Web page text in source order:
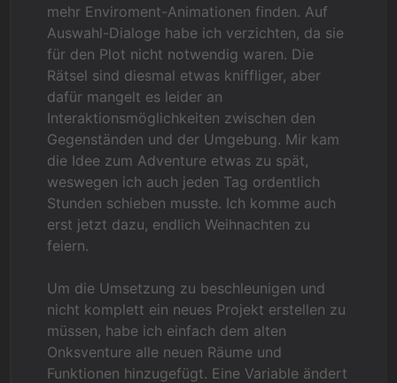
mehr Enviroment-Animationen finden. Auf
Auswahl-Dialoge habe ich verzichten, da sie
für den Plot nicht notwendig waren. Die
Rätsel sind diesmal etwas kniffliger, aber
dafür mangelt es leider an
Interaktionsmöglichkeiten zwischen den
Gegenständen und der Umgebung. Mir kam
die Idee zum Adventure etwas zu spät,
weswegen ich auch jeden Tag ordentlich
Stunden schieben musste. Ich komme auch
erst jetzt dazu, endlich Weihnachten zu
feiern.
Um die Umsetzung zu beschleunigen und
nicht komplett ein neues Projekt erstellen zu
müssen, habe ich einfach dem alten
Onksventure alle neuen Räume und
Funktionen hinzugefügt. Eine Variable ändert